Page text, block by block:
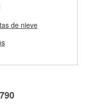
a encontrar las
y la longitud
nueva. O'Reilly
adecuados
maquinaria
mangueras
de nieve